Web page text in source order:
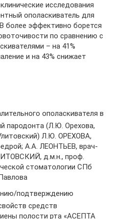
исследования
ополаскиватель для
эффективно борется
по сравнению с
– на 41%
и на 43% снижает
ополаскивателя в
пародонта (Л.Ю. Орехова,
Л.Ю. ОРЕХОВА,
А.А. ЛЕОНТЬЕВ, врач-
д.м.н., проф.
стоматологии СПб
подтверждению
средств
полости рта «АСЕПТА